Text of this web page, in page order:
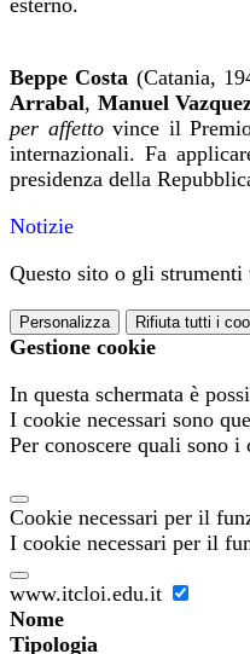
esterno.
Beppe Costa (Catania,
Arrabal, Manuel
per affettovince il
internazionali. Fa
presidenza della
Notizie
Questo sito o gli
Personalizza Rifiuta tutti i
Gestione cookie
In questa schermata è
I cookie necessari sono
Per conoscere quali sono
Cookie necessari per il
I cookie necessari per il
www.itcloi.edu.it
Nome
Tipologia